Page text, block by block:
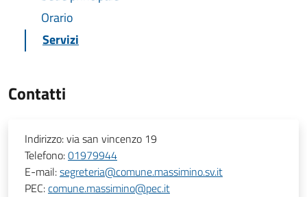
Orario
Servizi
Contatti
Indirizzo:via san vincenzo 19
Telefono:01979944
E-mail:segreteria@comune.massimino.sv.it
PEC:comune.massimino@pec.it